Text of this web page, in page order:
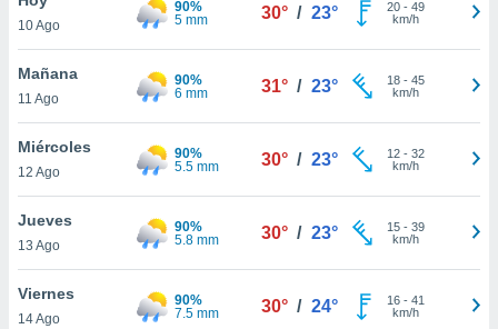
y
en
más
de
10 Ago
90%
5 mm
30° / 23° 20- 49
km/h
Mañana
11 Ago
90%
6 mm
31° / 23° 18- 45
km/h
Miércoles
12 Ago
90%
5.5 mm
30° / 23° 12- 32
km/h
Jueves
13 Ago
90%
5.8 mm
30° / 23° 15- 39
km/h
Viernes
14 Ago
90%
7.5 mm
30° / 24° 16- 41
km/h